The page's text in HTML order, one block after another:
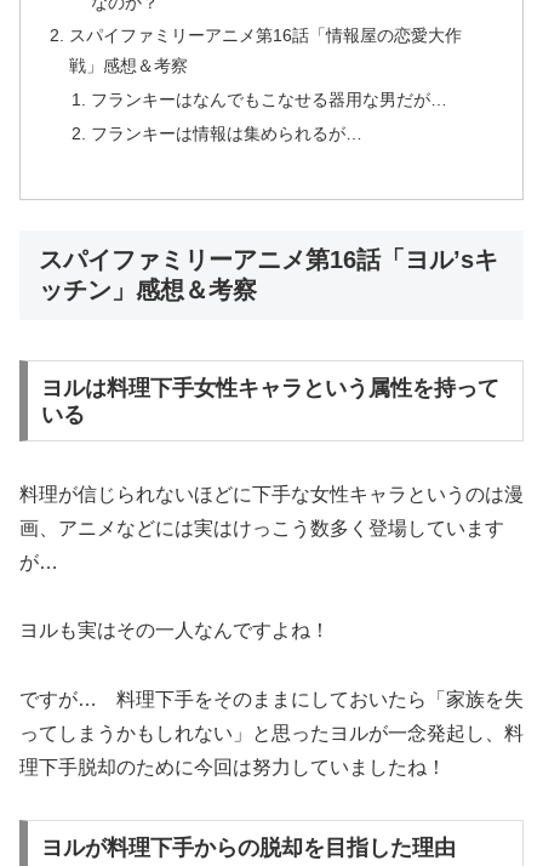
スパイファミリーアニメ第16話「情報屋の恋愛大作
戦」感想＆考察
フランキーはなんでもこなせる器用な男だが…
フランキーは情報は集められるが…
スパイファミリーアニメ第16話「ヨル’sキ
ッチン」感想＆考察
ヨルは料理下手女性キャラという属性を持って
いる
料理が信じられないほどに下手な女性キャラというのは漫
画、アニメなどには実はけっこう数多く登場しています
が…
ヨルも実はその一人なんですよね！
ですが… 料理下手をそのままにしておいたら「家族を失
ってしまうかもしれない」と思ったヨルが一念発起し、料
理下手脱却のために今回は努力していましたね！
ヨルが料理下手からの脱却を目指した理由